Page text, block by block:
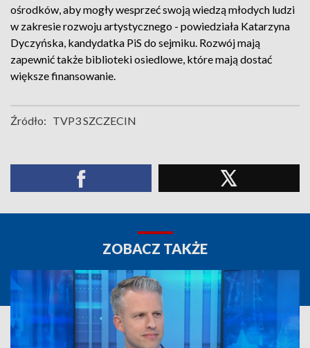
ośrodków, aby mogły wesprzeć swoją wiedzą młodych ludzi
w zakresie rozwoju artystycznego - powiedziała Katarzyna
Dyczyńska, kandydatka PiS do sejmiku. Rozwój mają
zapewnić także biblioteki osiedlowe, które mają dostać
większe finansowanie.
Źródło: TVP3 SZCZECIN
ZOBACZ TAKŻE